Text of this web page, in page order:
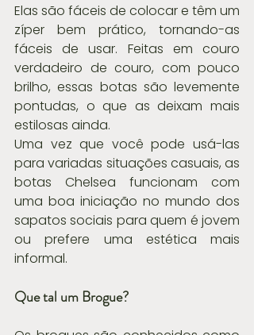
Elas são fáceis de colocar e têm um
zíper bem prático, tornando-as
fáceis de usar. Feitas em couro
verdadeiro de couro, com pouco
brilho, essas botas são levemente
pontudas, o que as deixam mais
estilosas ainda.
Uma vez que você pode usá-las
para variadas situações casuais, as
botas Chelsea funcionam com
uma boa iniciação no mundo dos
sapatos sociais para quem é jovem
ou prefere uma estética mais
informal.
Que tal um Brogue?